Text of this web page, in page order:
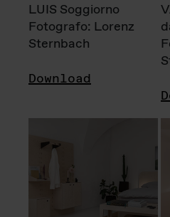
LUIS Soggiorno
Fotografo: Lorenz
Sternbach
Download